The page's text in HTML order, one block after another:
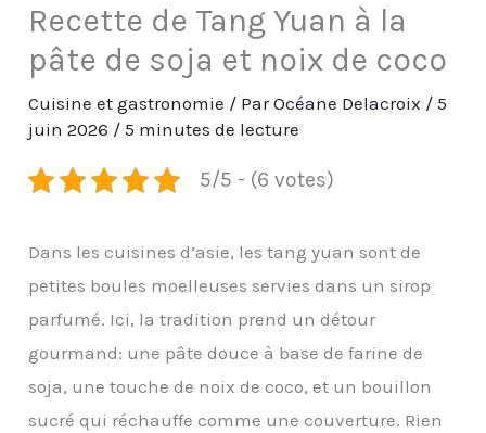
Recette de Tang Yuan à la
pâte de soja et noix de coco
Cuisine et gastronomie / ParOcéane Delacroix /5
juin 2026 /5 minutes de lecture
5/5 - (6 votes)
Dans les cuisines d’asie, les tang yuan sont de
petites boules moelleuses servies dans un sirop
parfumé. Ici, la tradition prend un détour
gourmand: une pâte douce à base de farine de
soja, une touche de noix de coco, et un bouillon
sucré qui réchauffe comme une couverture. Rien